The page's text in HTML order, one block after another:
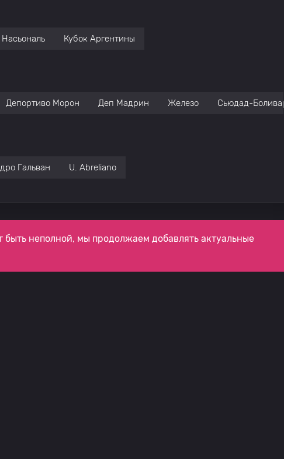
Кубок Аргентины
Депортиво Морон Деп Мадрин Железо Сьюдад-Боливар
Гальван U. Abreliano
неполной, мы продолжаем добавлять актуальные